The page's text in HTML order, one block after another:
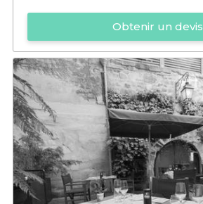
Obtenir un devis